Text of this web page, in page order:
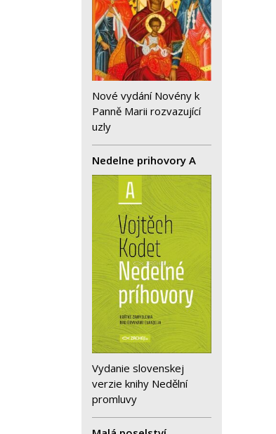
Nové vydání Novény k
Panně Marii rozvazující
uzly
Nedelne prihovory A
Vydanie slovenskej
verzie knihy Nedělní
promluvy